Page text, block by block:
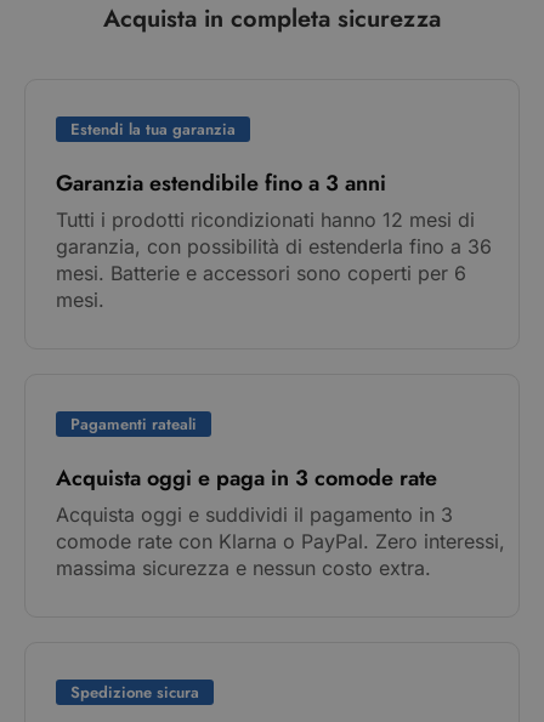
Acquista in completa sicurezza
Estendi la tua garanzia
Garanzia estendibile fino a 3 anni
Tutti i prodotti ricondizionati hanno 12 mesi di
garanzia, con possibilità di estenderla fino a 36
mesi. Batterie e accessori sono coperti per 6
mesi.
Pagamenti rateali
Acquista oggi e paga in 3 comode rate
Acquista oggi e suddividi il pagamento in 3
comode rate con Klarna o PayPal. Zero interessi,
massima sicurezza e nessun costo extra.
Spedizione sicura